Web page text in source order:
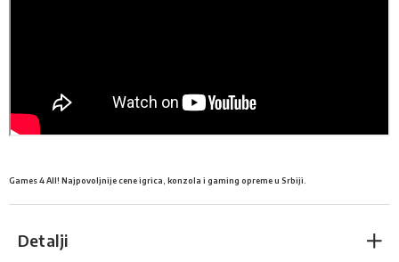
Games 4 All! Najpovoljnije cene igrica, konzola i gaming opreme u Srbiji.
Detalji